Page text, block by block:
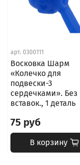
арт. 0300111
Восковка Шарм
«Колечко для
подвески-3
сердечками». Без
вставок., 1 деталь
75 руб
В корзину